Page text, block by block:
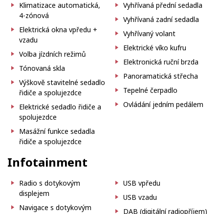
Klimatizace automatická,
4-zónová
Elektrická okna vpředu +
vzadu
Volba jízdních režimů
Tónovaná skla
Výškově stavitelné sedadlo
řidiče a spolujezdce
Elektrické sedadlo řidiče a
spolujezdce
Masážní funkce sedadla
řidiče a spolujezdce
Vyhřívaná přední sedadla
Vyhřívaná zadní sedadla
Vyhřívaný volant
Elektrické víko kufru
Elektronická ruční brzda
Panoramatická střecha
Tepelné čerpadlo
Ovládání jedním pedálem
Infotainment
Radio s dotykovým
displejem
Navigace s dotykovým
USB vpředu
USB vzadu
DAB (digitální radiopříjem)